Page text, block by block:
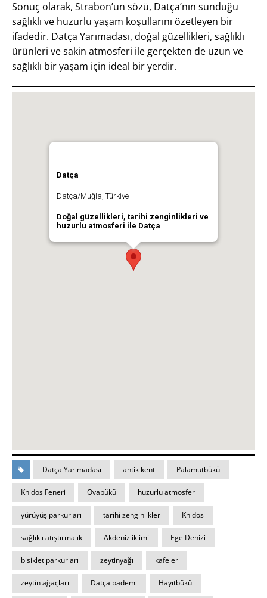
Sonuç olarak, Strabon’un sözü, Datça’nın sunduğu
sağlıklı ve huzurlu yaşam koşullarını özetleyen bir
ifadedir. Datça Yarımadası, doğal güzellikleri, sağlıklı
ürünleri ve sakin atmosferi ile gerçekten de uzun ve
sağlıklı bir yaşam için ideal bir yerdir.
Datça
Datça/Muğla, Türkiye
Doğal güzellikleri, tarihi zenginlikleri ve
huzurlu atmosferi ile Datça
Datça Yarımadası antik kent Palamutbükü
Knidos Feneri Ovabükü huzurlu atmosfer
yürüyüş parkurları tarihi zenginlikler Knidos
sağlıklı atıştırmalık Akdeniz iklimi Ege Denizi
bisiklet parkurları zeytinyağı kafeler
zeytin ağaçları Datça bademi Hayıtbükü